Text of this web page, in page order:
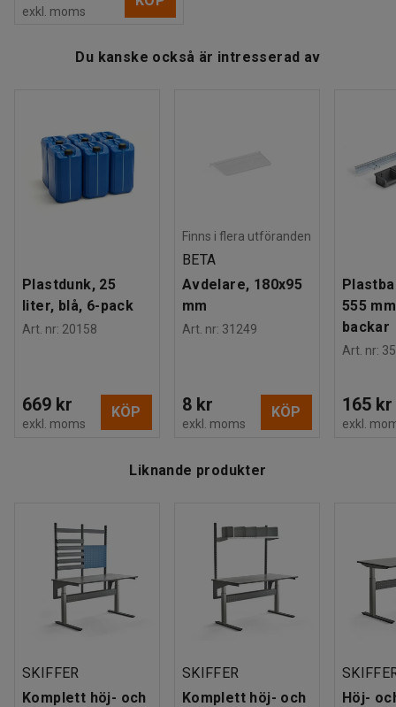
exkl. moms
Du kanske också är intresserad av
Plastdunk, 25
liter, blå, 6-pack
Art. nr: 20158
669 kr
exkl. moms
KÖP
Finns i flera utföranden
BETA
Avdelare, 180x95
mm
Art. nr: 31249
8 kr
exkl. moms
KÖP
555
backar
Art. nr:
165 kr
exkl.
Liknande produkter
SKIFFER
Komplett höj- och
SKIFFER
Komplett höj- och
Höj-